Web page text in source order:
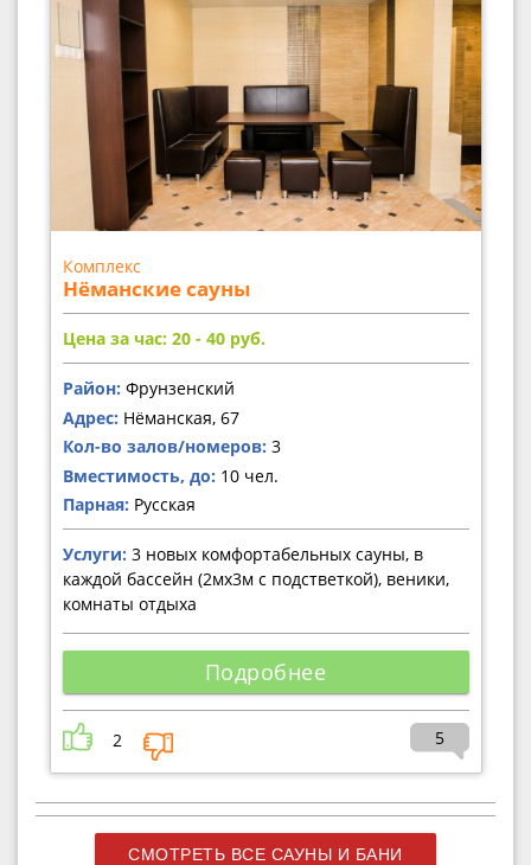
Комплекс
Нёманские сауны
Цена за час: 20 - 40 руб.
Район: Фрунзенский
Адрес: Нёманская, 67
Кол-во залов/номеров: 3
Вместимость, до: 10 чел.
Парная: Русская
Услуги: 3 новых комфортабельных сауны, в
каждой бассейн (2мх3м с подстветкой), веники,
комнаты отдыха
Подробнее
2 5
СМОТРЕТЬ ВСЕ САУНЫ И БАНИ